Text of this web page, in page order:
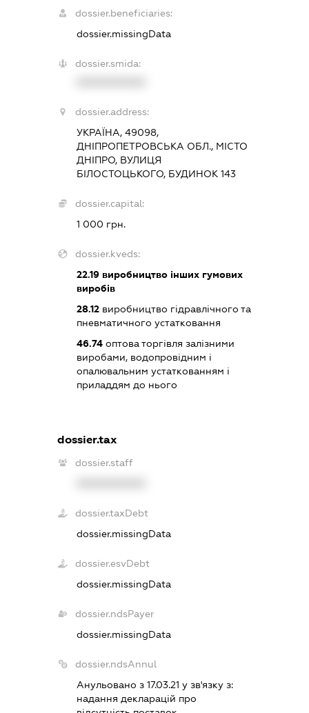
dossier.beneficiaries:
dossier.missingData
dossier.smida:
dossier.address:
УКРАЇНА, 49098,
ДНІПРОПЕТРОВСЬКА ОБЛ., МІСТО
ДНІПРО, ВУЛИЦЯ
БІЛОСТОЦЬКОГО, БУДИНОК 143
dossier.capital:
1 000 грн.
dossier.kveds:
22.19 виробництво інших гумових
виробів
28.12 виробництво гідравлічного та
пневматичного устатковання
46.74 оптова торгівля залізними
виробами, водопровідним і
опалювальним устаткованням і
приладдям до нього
dossier.tax
dossier.staff
dossier.taxDebt
dossier.missingData
dossier.esvDebt
dossier.missingData
dossier.ndsPayer
dossier.missingData
dossier.ndsAnnul
Анульовано з 17.03.21 у зв'язку з:
надання декларацiй про